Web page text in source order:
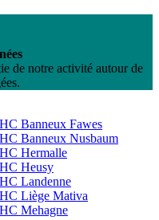
de notre activité autour de
Banneux Fawes
Banneux Nusbaum
Hermalle
Heusy
Landenne
Liège Mativa
Mehagne